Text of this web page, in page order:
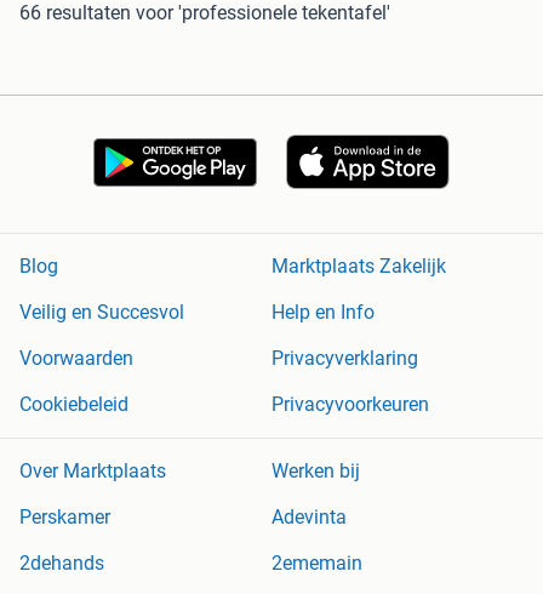
66 resultaten voor 'professionele tekentafel'
Blog
Marktplaats Zakelijk
Veilig en Succesvol
Help en Info
Voorwaarden
Privacyverklaring
Cookiebeleid
Privacyvoorkeuren
Over Marktplaats
Werken bij
Perskamer
Adevinta
2dehands
2ememain